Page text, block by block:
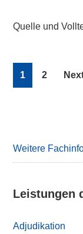
Quelle und
Page
1 Page
2
Go
Weitere
Leistungen
Adjudikation